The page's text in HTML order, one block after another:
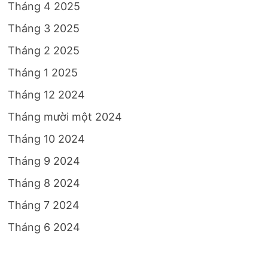
Tháng 4 2025
Tháng 3 2025
Tháng 2 2025
Tháng 1 2025
Tháng 12 2024
Tháng mười một 2024
Tháng 10 2024
Tháng 9 2024
Tháng 8 2024
Tháng 7 2024
Tháng 6 2024